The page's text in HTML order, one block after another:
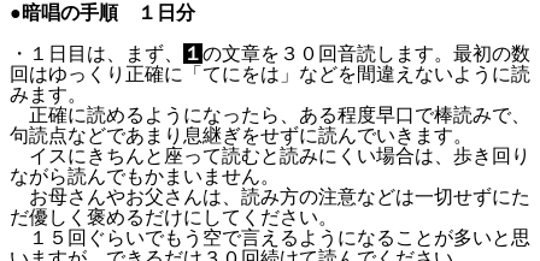
●暗唱の手順 １日分
・１日目は、まず、
１の文章を３０回音読します。最初の数
回はゆっくり正確に「てにをは」などを間違えないように読
みます。
正確に読めるようになったら、ある程度早口で棒読みで、
句読点などであまり息継ぎをせずに読んでいきます。
イスにきちんと座って読むと読みにくい場合は、歩き回り
ながら読んでもかまいません。
お母さんやお父さんは、読み方の注意などは一切せずにた
だ優しく褒めるだけにしてください。
１５回ぐらいでもう空で言えるようになることが多いと思